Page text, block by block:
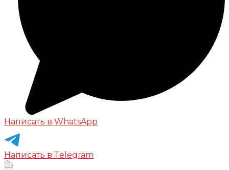
Написать в WhatsApp
Написать в Telegram